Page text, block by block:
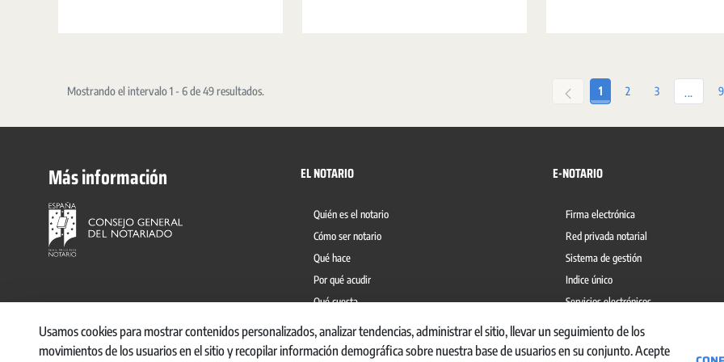
Mostrando el intervalo 1 - 6 de 49 resultados. Página
1 Página
2 Página
3 ... 9
Más información EL NOTARIO
Quién es el notario
Cómo ser notario
Qué hace
Por qué acudir
Qué cuesta
Prevención del blanqueo de capitales
E-NOTARIO
Firma electrónica
Red privada notarial
Sistema de gestión
Indice único
Servicios electrónicos
Ábaco
Usamos cookies para mostrar contenidos personalizados, analizar tendencias, administrar el sitio, llevar un seguimiento de los
movimientos de los usuarios en el sitio y recopilar información demográfica sobre nuestra base de usuarios en su conjunto. Acepte